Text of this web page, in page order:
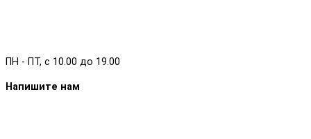
ПН - ПТ, с 10.00 до 19.00
Напишите нам